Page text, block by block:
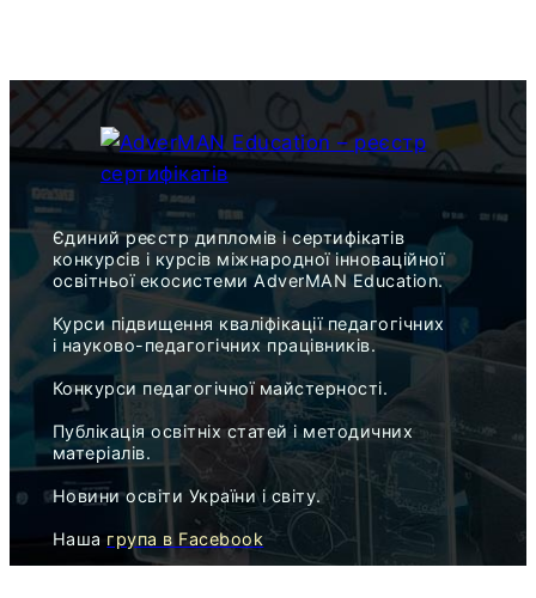
Єдиний реєстр дипломів і сертифікатів
конкурсів і курсів міжнародної інноваційної
освітньої екосистеми AdverMAN Education.
Курси підвищення кваліфікації педагогічних
і науково-педагогічних працівників.
Конкурси педагогічної майстерності.
Публікація освітніх статей і методичних
матеріалів.
Новини освіти України і світу.
Наша група в Facebook